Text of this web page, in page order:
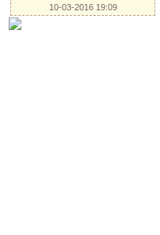
10-03-2016 19:09